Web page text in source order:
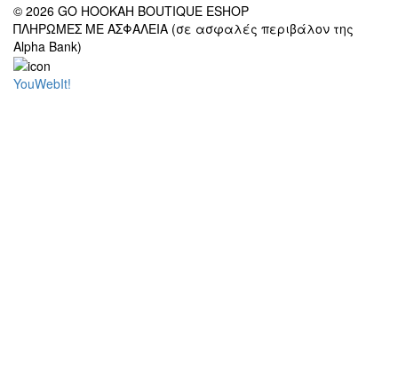
© 2026 GO HOOKAH BOUTIQUE ESHOP
ΠΛΗΡΩΜΕΣ ΜΕ ΑΣΦΑΛΕΙΑ (σε ασφαλές περιβάλον της
Alpha Bank)
YouWebIt!